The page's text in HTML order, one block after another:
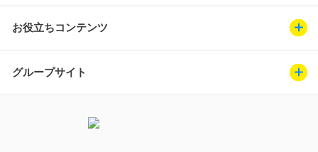
お役立ちコンテンツ
グループサイト